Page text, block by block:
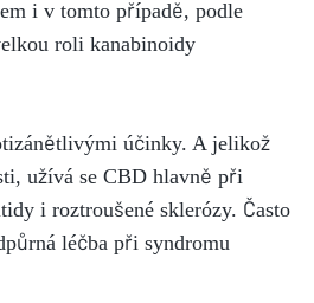
i v tomto případě, podle
roli kanabinoidy
účinky. A jelikož
užívá se CBD hlavně při
i roztroušené sklerózy. Často
léčba při syndromu